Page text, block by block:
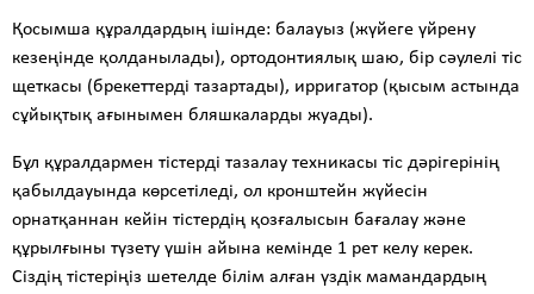
Қосымша құралдардың ішінде: балауыз (жүйеге үйрену
кезеңінде қолданылады), ортодонтиялық шаю, бір сәулелі тіс
щеткасы (брекеттерді тазартады), ирригатор (қысым астында
сұйықтық ағынымен бляшкаларды жуады).
Бұл құралдармен тістерді тазалау техникасы тіс дәрігерінің
қабылдауында көрсетіледі, ол кронштейн жүйесін
орнатқаннан кейін тістердің қозғалысын бағалау және
құрылғыны түзету үшін айына кемінде 1 рет келу керек.
Сіздің тістеріңіз шетелде білім алған үздік мамандардың